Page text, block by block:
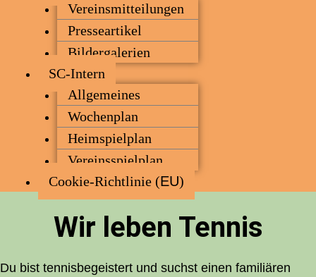
Ver­eins­mit­tei­lun­gen
Pres­se­ar­ti­kel
Bil­der­ga­le­rien
SC-Intern
All­ge­mei­nes
Wochen­plan
Heim­spiel­plan
Ver­eins­spiel­plan
Coo­kie-Rich­t­­li­­nie (EU)
Wir leben Tennis
Du bist ten­nis­be­geis­tert und suchst einen fami­liä­ren